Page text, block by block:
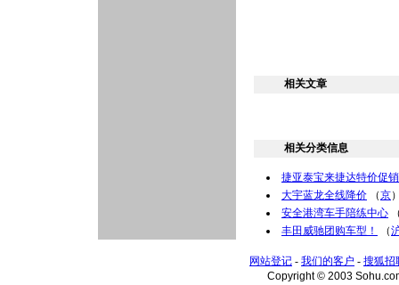
相关文章
相关分类信息
捷亚泰宝来捷达特价促销
大宇蓝龙全线降价 （京
安全港湾车手陪练中心
丰田威驰团购车型！
（
网站登记 - 我们的客户 - 搜狐招
Copyright © 2003